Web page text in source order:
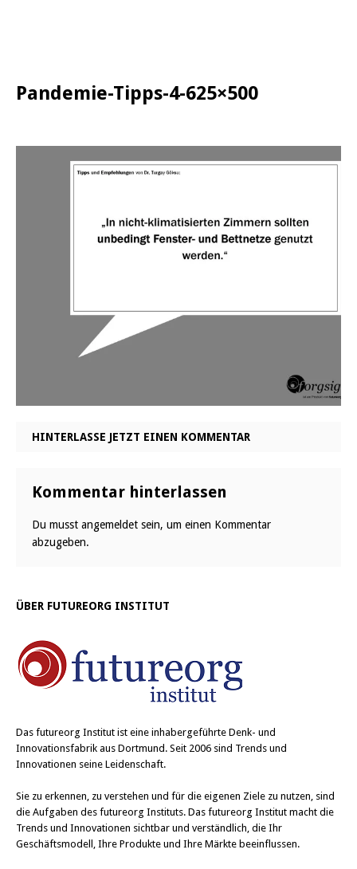
Pandemie-Tipps-4-625×500
HINTERLASSE JETZT EINEN KOMMENTAR
Kommentar hinterlassen
Du musst angemeldet sein, um einen Kommentar
abzugeben.
ÜBER FUTUREORG INSTITUT
Das futureorg Institut ist eine inhabergeführte Denk- und
Innovationsfabrik aus Dortmund. Seit 2006 sind Trends und
Innovationen seine Leidenschaft.
Sie zu erkennen, zu verstehen und für die eigenen Ziele zu nutzen, sind
die Aufgaben des futureorg Instituts. Das futureorg Institut macht die
Trends und Innovationen sichtbar und verständlich, die Ihr
Geschäftsmodell, Ihre Produkte und Ihre Märkte beeinflussen.